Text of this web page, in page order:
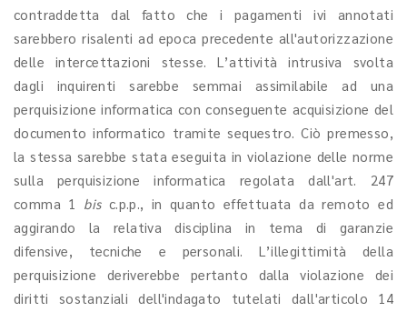
contraddetta dal fatto che i pagamenti ivi annotati
sarebbero risalenti ad epoca precedente all'autorizzazione
delle intercettazioni stesse. L’attività intrusiva svolta
dagli inquirenti sarebbe semmai assimilabile ad una
perquisizione informatica con conseguente acquisizione del
documento informatico tramite sequestro. Ciò premesso,
la stessa sarebbe stata eseguita in violazione delle norme
sulla perquisizione informatica regolata dall'art. 247
comma 1 bisc.p.p., in quanto effettuata da remoto ed
aggirando la relativa disciplina in tema di garanzie
difensive, tecniche e personali. L’illegittimità della
perquisizione deriverebbe pertanto dalla violazione dei
diritti sostanziali dell'indagato tutelati dall'articolo 14